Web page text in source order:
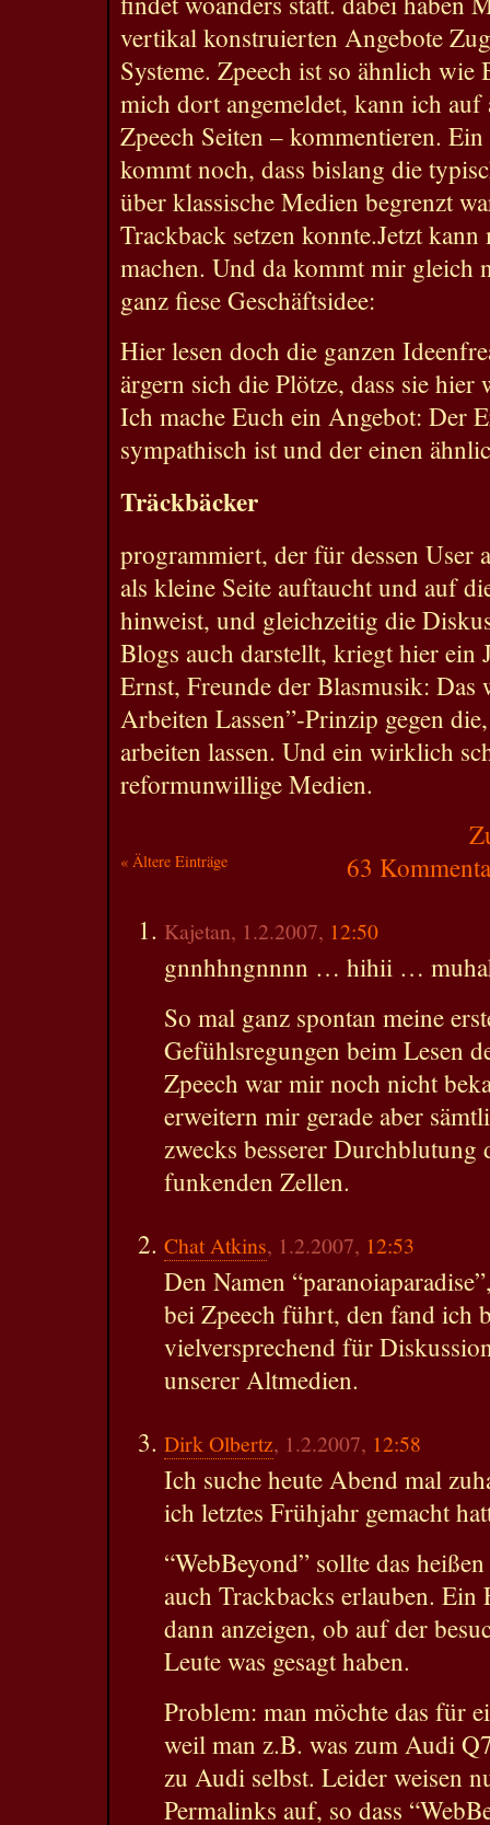
vertikal konstruierten Angebote
Systeme. Zpeech ist so ähnlich wie
mich dort angemeldet, kann ich
Zpeech Seiten – kommentieren.
kommt noch, dass bislang die
über klassische Medien begrenzt
Trackback setzen konnte.Jetzt
machen. Und da kommt mir gleich
ganz fiese Geschäftsidee:
Hier lesen doch die ganzen
ärgern sich die Plötze, dass sie
Ich mache Euch ein Angebot: Der
sympathisch ist und der einen
Träckbäcker
programmiert, der für dessen User
als kleine Seite auftaucht und auf
hinweist, und gleichzeitig die
Blogs auch darstellt, kriegt hier ein
Ernst, Freunde der Blasmusik: Das
Arbeiten Lassen”-Prinzip gegen
arbeiten lassen. Und ein wirklich
reformunwillige Medien.
« Ältere Einträge 63
Kajetan, 1.2.2007, 12:50
gnnhhngnnnn … hihii …
So mal ganz spontan meine
Gefühlsregungen beim Lesen
Zpeech war mir noch nicht
erweitern mir gerade aber
zwecks besserer Durchblutung
funkenden Zellen.
Chat Atkins, 1.2.2007, 12:53
Den Namen
bei Zpeech führt, den fand ich
vielversprechend für
unserer Altmedien.
Dirk Olbertz, 1.2.2007, 12:58
Ich suche heute Abend mal
ich letztes Frühjahr gemacht
“WebBeyond” sollte das
auch Trackbacks erlauben.
dann anzeigen, ob auf der
Leute was gesagt haben.
Problem: man möchte das für
weil man z.B. was zum Audi
zu Audi selbst. Leider weisen
Permalinks auf, so dass